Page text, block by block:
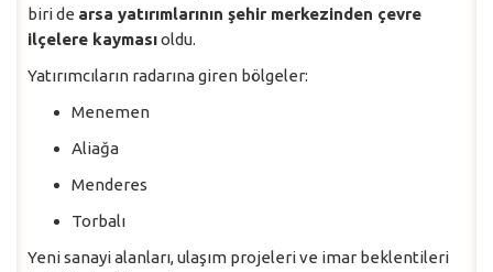
biri de arsa yatırımlarının şehir merkezinden çevre
ilçelere kaymasıoldu.
Yatırımcıların radarına giren bölgeler:
Menemen
Aliağa
Menderes
Torbalı
Yeni sanayi alanları, ulaşım projeleri ve imar beklentileri